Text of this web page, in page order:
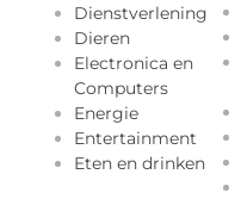
Dienstverlening
Dieren
Electronica en
Computers
Energie
Entertainment
Eten en drinken